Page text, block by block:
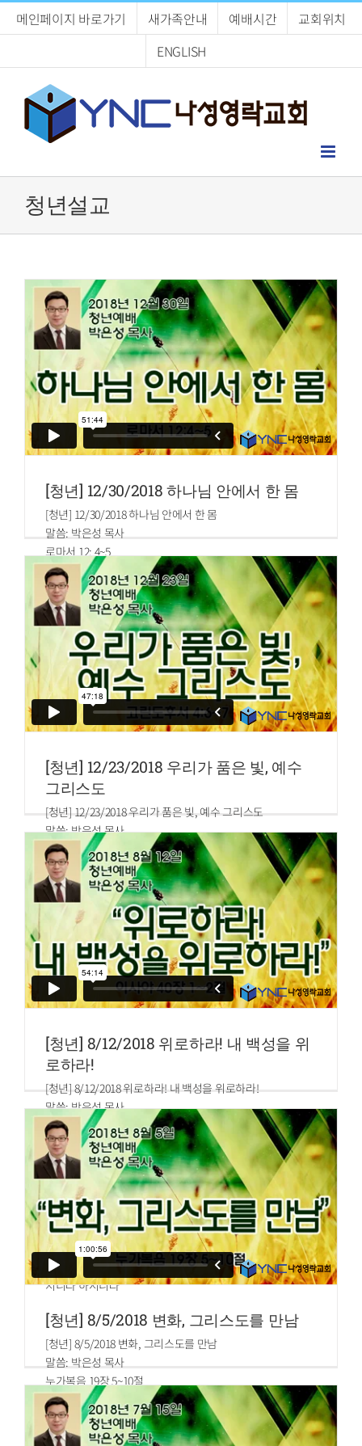
메인페이지 바로가기 새가족안내 예배시간
교회위치
ENGLISH
청년설교
[청년] 12/30/2018 하나님 안에서 한 몸
[청년] 12/30/2018 하나님 안에서 한 몸
말씀: 박은성 목사
로마서 12: 4~5
4.우리가 한 몸에 많은 지체를 가졌으나 모든 지체가 같은 기
능을 가진 것이
아니니
5.이와 같이 우리 많은 사람이 그리스도 안에서 한 몸이 되어
서로 지체가
되었느니라
[청년] 12/23/2018 우리가 품은 빛, 예수
그리스도
[청년] 12/23/2018 우리가 품은 빛, 예수 그리스도
말씀: 박은성 목사
고린도후서 4:6~7
6.어두운 데에 빛이 비치라 말씀하셨던 그 하나님께서 예수
그리스도의 얼굴에 있는 하나님의 영광을 아는 빛을 우리 마
음에 비추셨느니라
7.우리가 이 보배를 질그릇에 가졌으니 이는 심히 큰 능력은
하나님께 있고 우리에게 있지 아니함을 알게 하려 함이라
[청년] 8/12/2018 위로하라! 내 백성을 위
로하라!
[청년] 8/12/2018 위로하라! 내 백성을 위로하라!
말씀: 박은성 목사
이사야 40장 1~2절
1.너희의 하나님이 이르시되 너희는 위로하라 내 백성을 위로
하라
2.너희는 예루살렘의 마음에 닿도록 말하며 그것에게 외치라
그 노역의 때가 끝났고 그 죄악이 사함을 받았느니라 그의 모
든 죄로 말미암아 여호와의 손에서 벌을 배나 받았느니라 할
지니라 하시니라
[청년] 8/5/2018 변화, 그리스도를 만남
[청년] 8/5/2018 변화, 그리스도를 만남
말씀: 박은성 목사
누가복음 19장 5~10절
5.예수께서 그 곳에 이르사 쳐다 보시고 이르시되 삭개오야
속히 내려오라 내가 오늘 네 집에 유하여야 하겠다 하시니
6.급히 내려와 즐거워하며 영접하거늘